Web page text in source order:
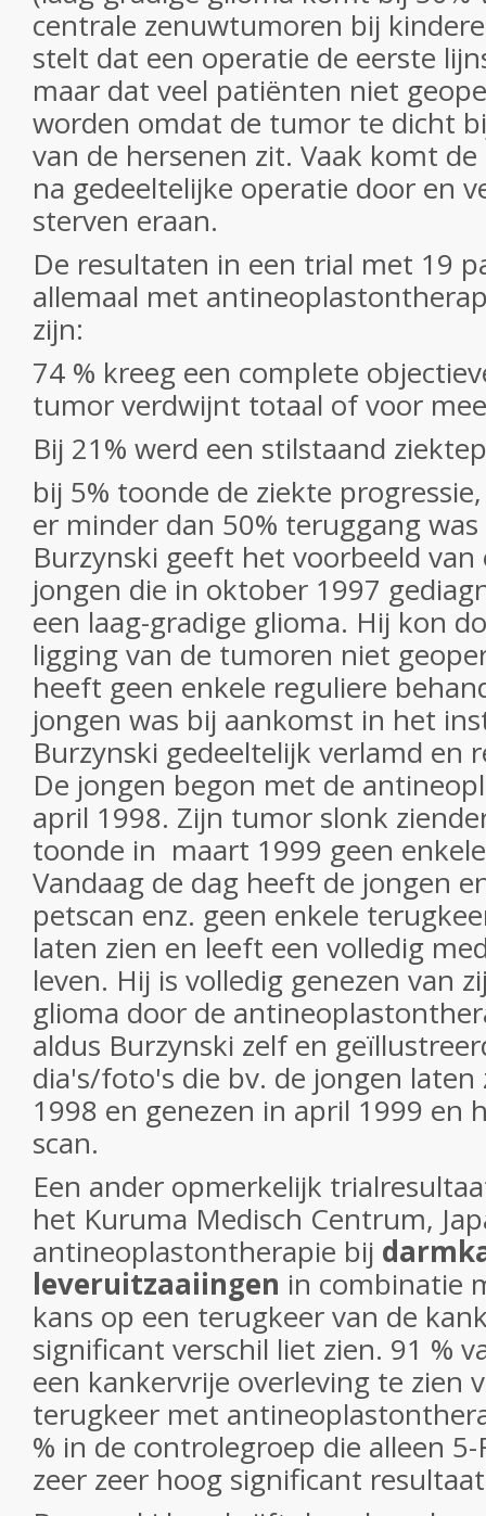
centrale zenuwtumoren bij
stelt dat een operatie de eerste
maar dat veel patiënten niet
worden omdat de tumor te dicht
van de hersenen zit. Vaak komt
na gedeeltelijke operatie door en
sterven eraan.
De resultaten in een trial met 19
allemaal met
zijn:
74 % kreeg een complete
tumor verdwijnt totaal of voor
Bij 21% werd een stilstaand
bij 5% toonde de ziekte
er minder dan 50% teruggang
Burzynski geeft het voorbeeld
jongen die in oktober 1997
een laag-gradige glioma. Hij kon
ligging van de tumoren niet
heeft geen enkele reguliere
jongen was bij aankomst in het
Burzynski gedeeltelijk verlamd en
De jongen begon met de
april 1998. Zijn tumor slonk
toonde in maart 1999 geen
Vandaag de dag heeft de jongen
petscan enz. geen enkele
laten zien en leeft een volledig
leven. Hij is volledig genezen van
glioma door de
aldus Burzynski zelf en
dia's/foto's die bv. de jongen laten
1998 en genezen in april 1999 en
scan.
Een ander opmerkelijk
het Kuruma Medisch Centrum,
antineoplastontherapie bij
leveruitzaaiingen in combinatie
kans op een terugkeer van de
significant verschil liet zien. 91 %
een kankervrije overleving te zien
terugkeer met
% in de controlegroep die alleen
zeer zeer hoog significant